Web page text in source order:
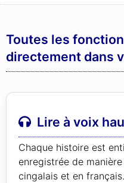
Toutes les
directement dans
Lire à voix
Chaque histoire est
enregistrée de
cingalais et en